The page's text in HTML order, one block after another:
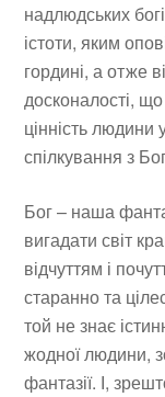
надлюдських
істоти, яким
гордині, а отже
досконалості,
цінність
спілкування з
Бог – наша
вигадати світ
відчуттям і
старанно та
той не знає
жодної людини,
фантазії. І,